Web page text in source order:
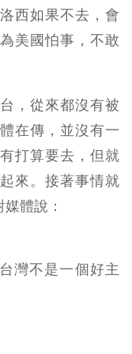
西如果不去，會
美國怕事，不敢
，從來都沒有被
在傳，並沒有一
打算要去，但就
來。接著事情就
體說：
灣不是一個好主